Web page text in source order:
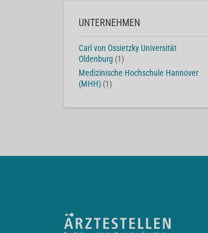
UNTERNEHMEN
Carl von Ossietzky Universität
Oldenburg (1)
Medizinische Hochschule Hannover
(MHH) (1)